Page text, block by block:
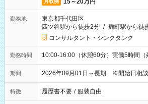
月収例 15～20万円
勤務地
東京都千代田区
四ツ谷駅から徒歩2分 / 麹町駅から徒
コンサルタント・シンクタンク
勤務時間 10:00-16:00（休憩60分）実働5時間（
期間 2026年09月01日～長期 ※開始日相
特徴 履歴書不要 / 服装自由